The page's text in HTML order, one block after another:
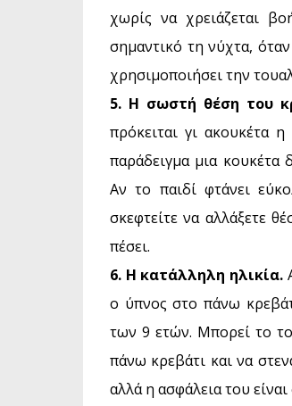
χωρίς να χρειάζεται
σημαντικό τη νύχτα,
χρησιμοποιήσει την
5. Η σωστή θέση του
πρόκειται γι ακουκέτα
παράδειγμα μια κουκέτα
Αν το παιδί φτάνει
σκεφτείτε να αλλάξετε
πέσει.
6. Η κατάλληλη ηλικία.
ο ύπνος στο πάνω
των 9 ετών. Μπορεί το το
πάνω κρεβάτι και να
αλλά η ασφάλεια του